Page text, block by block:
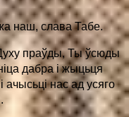
наш, слава Табе.
праўды, Ты ўсюды
дабра i жыцьця
ачысьці нас ад усяго